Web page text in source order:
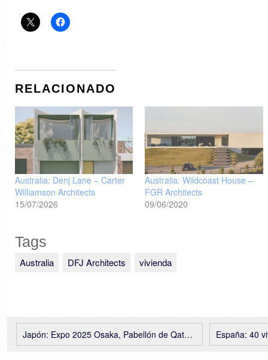
RELACIONADO
Australia: Denj Lane – Carter
Williamson Architects
15/07/2026
Australia: Wildcoast House –
FGR Architects
09/06/2020
Tags
Australia DFJ Architects vivienda
España: 40 viviendas
Japón: Expo 2025 Osaka, Pabellón de Qatar – Kengo Kuma and Associates + OMA*AMO